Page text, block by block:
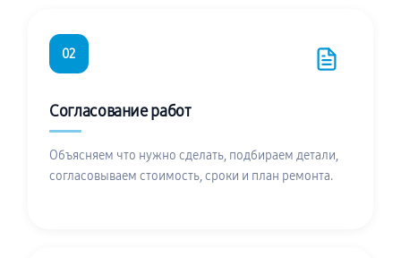
02
Согласование работ
Объясняем что нужно сделать, подбираем детали,
согласовываем стоимость, сроки и план ремонта.